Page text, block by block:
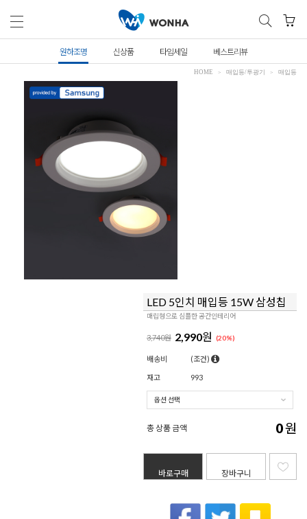
원하조명 신상품 타임세일 베스트리뷰
HOME 매입등/투광기 매입등
LED 5인치 매입등 15W 삼성칩
매립형으로 심플한 공간인테리어
3,740원 2,990원 (20%)
배송비 (조건)
재고 993
총 상품 금액 0원
바로구매 장바구니